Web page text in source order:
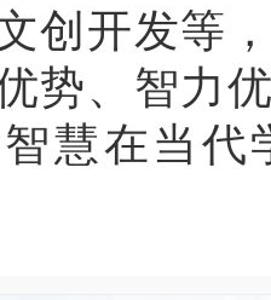
创开发等
势、智力
慧在当代